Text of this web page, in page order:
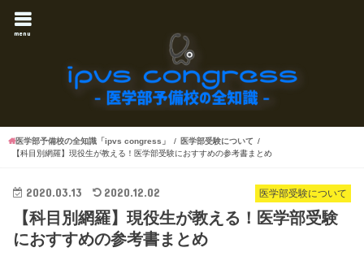
menu
医学部予備校の全知識「ipvs congress」
医学部受験について
【科目別網羅】現役生が教える！医学部受験におすすめの参考書まとめ
医学部受験について
2020.03.13 2020.12.02
【科目別網羅】現役生が教える！医学部受験
におすすめの参考書まとめ